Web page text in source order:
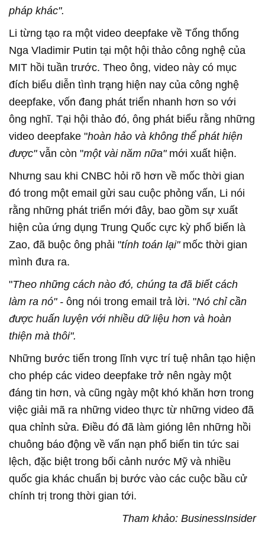
pháp khác".
Li từng tạo ra một video deepfake về Tổng thống
Nga Vladimir Putin tại một hội thảo công nghệ của
MIT hồi tuần trước. Theo ông, video này có mục
đích biểu diễn tình trạng hiện nay của công nghệ
deepfake, vốn đang phát triển nhanh hơn so với
ông nghĩ. Tại hội thảo đó, ông phát biểu rằng những
video deepfake "hoàn hảo và không thể phát hiện
được" vẫn còn "một vài năm nữa" mới xuất hiện.
Nhưng sau khi CNBC hỏi rõ hơn về mốc thời gian
đó trong một email gửi sau cuộc phỏng vấn, Li nói
rằng những phát triển mới đây, bao gồm sự xuất
hiện của ứng dụng Trung Quốc cực kỳ phổ biến là
Zao, đã buộc ông phải "tính toán lại" mốc thời gian
mình đưa ra.
"Theo những cách nào đó, chúng ta đã biết cách
làm ra nó" - ông nói trong email trả lời. "Nó chỉ cần
được huấn luyện với nhiều dữ liệu hơn và hoàn
thiện mà thôi".
Những bước tiến trong lĩnh vực trí tuệ nhân tạo hiện
cho phép các video deepfake trở nên ngày một
đáng tin hơn, và cũng ngày một khó khăn hơn trong
việc giải mã ra những video thực từ những video đã
qua chỉnh sửa. Điều đó đã làm gióng lên những hồi
chuông báo động về vấn nạn phổ biến tin tức sai
lệch, đặc biệt trong bối cảnh nước Mỹ và nhiều
quốc gia khác chuẩn bị bước vào các cuộc bầu cử
chính trị trong thời gian tới.
Tham khảo: BusinessInsider